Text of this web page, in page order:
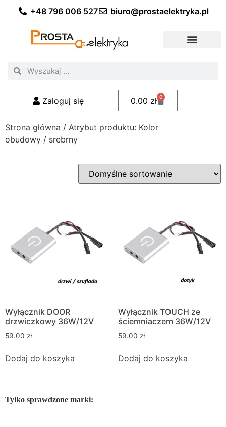
+48 796 006 527 biuro@prostaelektryka.pl
Zaloguj się 0.00 zł 0
Strona główna / Atrybut produktu: Kolor
obudowy / srebrny
Wyłącznik DOOR
drzwiczkowy 36W/12V
59.00 zł
Dodaj do koszyka
Wyłącznik TOUCH ze
ściemniaczem 36W/12V
59.00 zł
Dodaj do koszyka
Tylko sprawdzone marki: